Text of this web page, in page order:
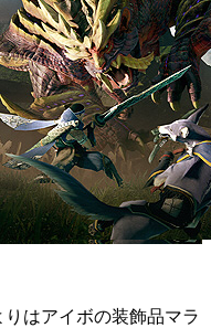
りはアイボの装飾品マラ